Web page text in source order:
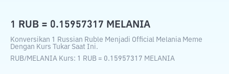
1 RUB = 0.15957317 MELANIA
Konversikan 1 Russian Ruble Menjadi Official Melania Meme
Dengan Kurs Tukar Saat Ini.
RUB/MELANIA Kurs: 1 RUB = 0.15957317 MELANIA